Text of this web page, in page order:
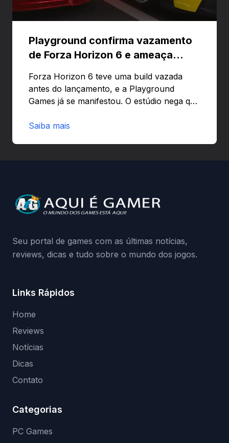
Playground confirma vazamento
de Forza Horizon 6 e ameaça
Forza Horizon 6 teve uma build vazada
antes do lançamento, e a Playground
Games já se manifestou. O estúdio nega que
preload e avisa que quem usar versões não
da Playground: negação do preload,
medidas contra acessos não autorizados
Saiba mais
Seu portal de games com as últimas notícias,
reviews, dicas e tudo sobre o mundo dos jogos.
Links Rápidos
Home
Reviews
Notícias
Dicas
Contato
Categorias
PC Games